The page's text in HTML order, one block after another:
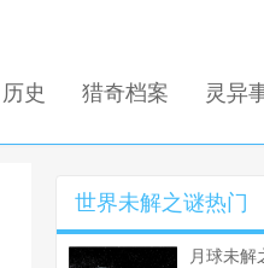
历史 猎奇档案 灵异
世界未解之谜热门
月球未解